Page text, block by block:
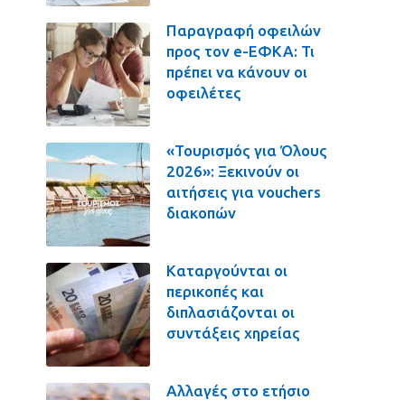
Παραγραφή οφειλών
προς τον e-ΕΦΚΑ: Τι
πρέπει να κάνουν οι
οφειλέτες
«Τουρισμός για Όλους
2026»: Ξεκινούν οι
αιτήσεις για vouchers
διακοπών
Καταργούνται οι
περικοπές και
διπλασιάζονται οι
συντάξεις χηρείας
Αλλαγές στο ετήσιο